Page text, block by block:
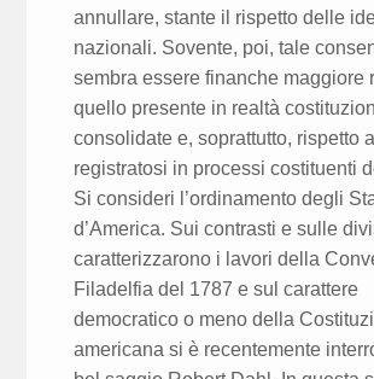
annullare, stante il rispetto delle
nazionali. Sovente, poi, tale
sembra essere finanche maggiore
quello presente in realtà
consolidate e, soprattutto, rispetto
registratosi in processi costituenti
Si consideri l’ordinamento degli
d’America. Sui contrasti e sulle
caratterizzarono i lavori della
Filadelfia del 1787 e sul carattere
democratico o meno della
americana si è recentemente